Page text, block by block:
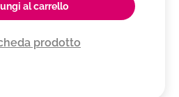
al carrello
prodotto